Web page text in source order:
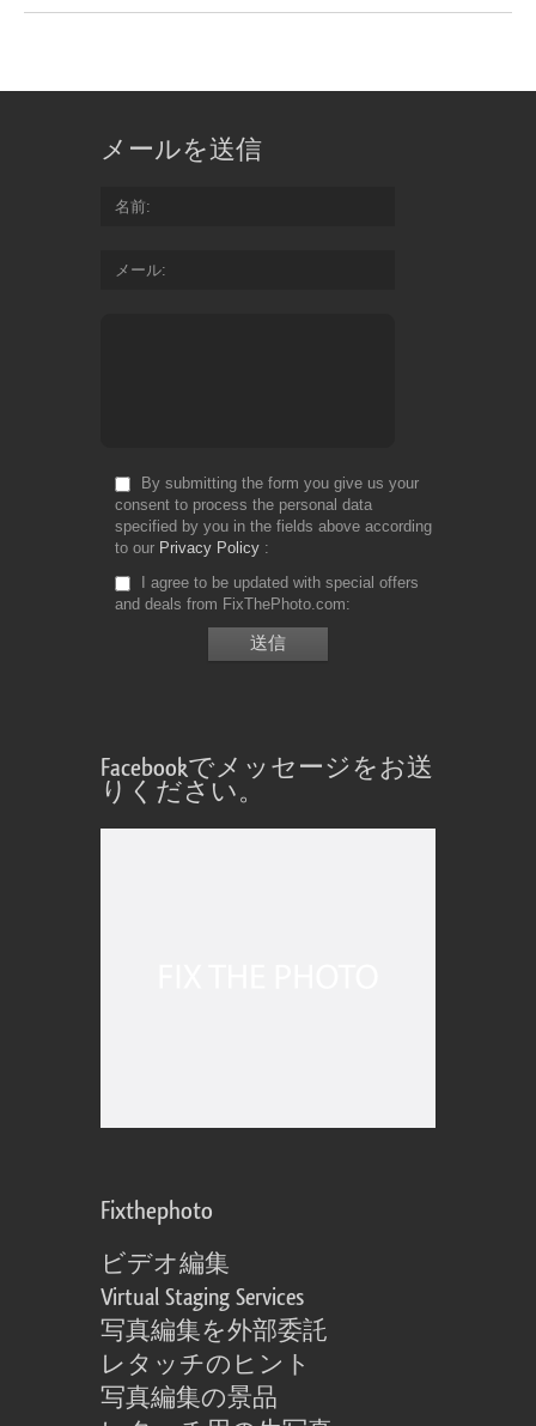
メールを送信
名前
メール
By submitting the form you give us your
consent to process the personal data
specified by you in the fields above according
to our Privacy Policy
I agree to be updated with special offers
and deals from FixThePhoto.com
Facebookでメッセージをお送
りください。
Fixthephoto
ビデオ編集
Virtual Staging Services
写真編集を外部委託
レタッチのヒント
写真編集の景品